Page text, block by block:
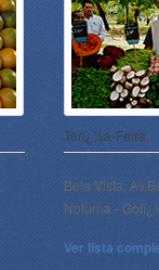
Terï¿½a-Feira
Bela Vista,
Noturna -
Ver lista